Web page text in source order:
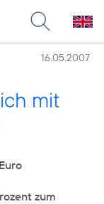
16.05.2007
mit
zum